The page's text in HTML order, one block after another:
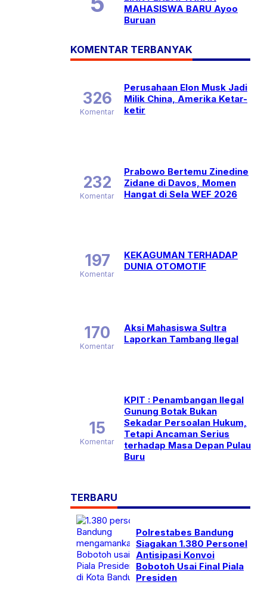
MAHASISWA BARU Ayoo
Buruan
KOMENTAR TERBANYAK
Perusahaan Elon Musk Jadi
Milik China, Amerika Ketar-
ketir
326
Komentar
Prabowo Bertemu Zinedine
Zidane di Davos, Momen
Hangat di Sela WEF 2026
232
Komentar
KEKAGUMAN TERHADAP
DUNIA OTOMOTIF
197
Komentar
Aksi Mahasiswa Sultra
Laporkan Tambang Ilegal
170
Komentar
KPIT : Penambangan Ilegal
Gunung Botak Bukan
Sekadar Persoalan Hukum,
Tetapi Ancaman Serius
terhadap Masa Depan Pulau
Buru
15
Komentar
TERBARU
Polrestabes Bandung
Siagakan 1.380 Personel
Antisipasi Konvoi
Bobotoh Usai Final Piala
Presiden